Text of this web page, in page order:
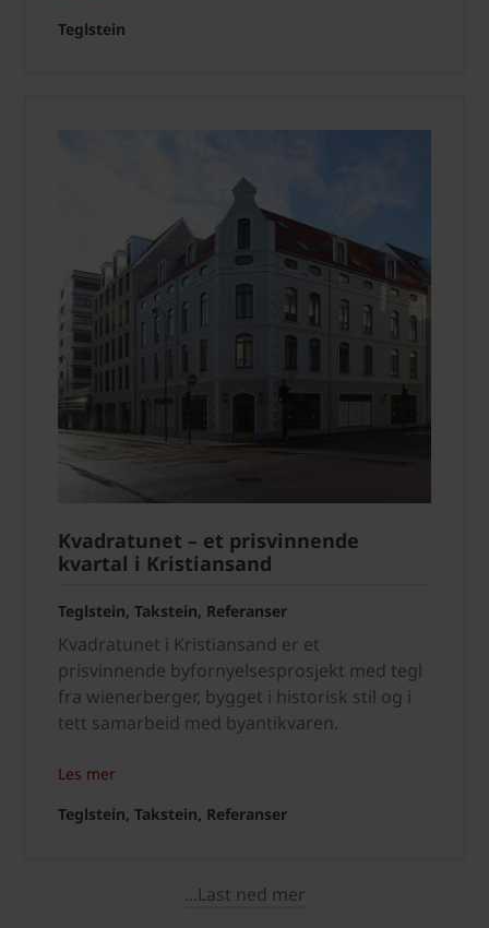
Teglstein
Kvadratunet – et prisvinnende
kvartal i Kristiansand
Teglstein, Takstein, Referanser
Kvadratunet i Kristiansand er et
prisvinnende byfornyelsesprosjekt med tegl
fra wienerberger, bygget i historisk stil og i
tett samarbeid med byantikvaren.
Les mer
Teglstein, Takstein, Referanser
...Last ned mer